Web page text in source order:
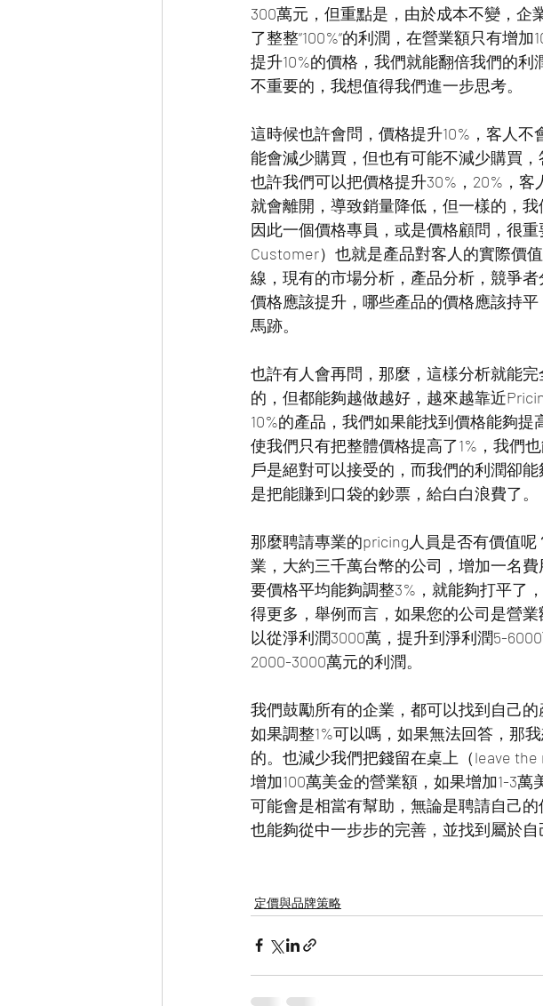
300萬元，但重點是，由於成本不變，企
了整整“100%“的利潤，在營業額只有增
提升10%的價格，我們就能翻倍我們的
不重要的，我想值得我們進一步思考。
這時候也許會問，價格提升10%，客人
能會減少購買，但也有可能不減少購買
也許我們可以把價格提升30%，20%，
就會離開，導致銷量降低，但一樣的，我
因此一個價格專員，或是價格顧問，很
Customer）也就是產品對客人的實際價
線，現有的市場分析，產品分析，競爭
價格應該提升，哪些產品的價格應該持
馬跡。
也許有人會再問，那麼，這樣分析就能
的，但都能夠越做越好，越來越靠近
10%的產品，我們如果能找到價格能夠
使我們只有把整體價格提高了1%，我們
戶是絕對可以接受的，而我們的利潤卻
是把能賺到口袋的鈔票，給白白浪費了。
那麼聘請專業的pricing人員是否有價值
業，大約三千萬台幣的公司，增加一名
要價格平均能夠調整3%，就能夠打平了
得更多，舉例而言，如果您的公司是營
以從淨利潤3000萬，提升到淨利潤5-
2000-3000萬元的利潤。
我們鼓勵所有的企業，都可以找到自己
如果調整1%可以嗎，如果無法回答，那
的。也減少我們把錢留在桌上（leave
增加100萬美金的營業額，如果增加1-3
可能會是相當有幫助，無論是聘請自己
也能夠從中一步步的完善，並找到屬於自
定價與品牌策略